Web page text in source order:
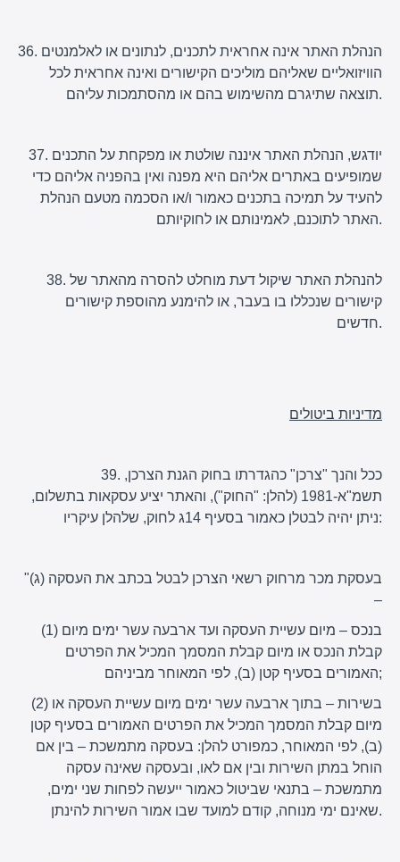
36. הנהלת האתר אינה אחראית לתכנים, לנתונים או לאלמנטים
הוויזואליים שאליהם מוליכים הקישורים ואינה אחראית לכל
תוצאה שתיגרם מהשימוש בהם או מהסתמכות עליהם.
37. יודגש, הנהלת האתר איננה שולטת או מפקחת על התכנים
שמופיעים באתרים אליהם היא מפנה ואין בהפניה אליהם כדי
להעיד על תמיכה בתכנים כאמור ו/או הסכמה מטעם הנהלת
האתר לתוכנם, לאמינותם או לחוקיותם.
38. להנהלת האתר שיקול דעת מוחלט להסרה מהאתר של
קישורים שנכללו בו בעבר, או להימנע מהוספת קישורים
חדשים.
מדיניות ביטולים
39. ככל והנך "צרכן" כהגדרתו בחוק הגנת הצרכן,
תשמ"א-1981 (להלן: "החוק"), והאתר יציע עסקאות בתשלום,
ניתן יהיה לבטלן כאמור בסעיף 14ג לחוק, שלהלן עיקריו:
"(ג) בעסקת מכר מרחוק רשאי הצרכן לבטל בכתב את העסקה
–
(1) בנכס – מיום עשיית העסקה ועד ארבעה עשר ימים מיום
קבלת הנכס או מיום קבלת המסמך המכיל את הפרטים
האמורים בסעיף קטן (ב), לפי המאוחר מביניהם;
(2) בשירות – בתוך ארבעה עשר ימים מיום עשיית העסקה או
מיום קבלת המסמך המכיל את הפרטים האמורים בסעיף קטן
(ב), לפי המאוחר, כמפורט להלן: בעסקה מתמשכת – בין אם
הוחל במתן השירות ובין אם לאו, ובעסקה שאינה עסקה
מתמשכת – בתנאי שביטול כאמור ייעשה לפחות שני ימים,
שאינם ימי מנוחה, קודם למועד שבו אמור השירות להינתן.